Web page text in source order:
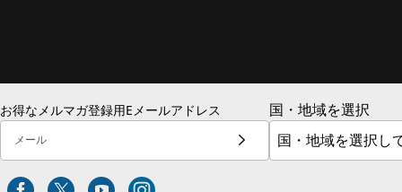
お得なメルマガ登録用Eメールアドレス
メール
国・地域を選択